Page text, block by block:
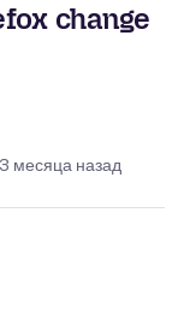
change
месяца назад